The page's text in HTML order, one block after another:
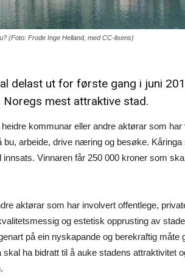
(Foto: Frode Inge Helland, med CC-lisens)
delast ut for første gang i juni
mest attraktive stad.
kommunar eller andre aktørar som har
arbeide, drive næring og besøke. Kåringa
Vinnaren får 250 000 kroner som
aktørar som har involvert offentlege,
og estetisk opprusting av
på ein nyskapande og berekraftig måte
ha bidratt til å auke stadens attraktivitet